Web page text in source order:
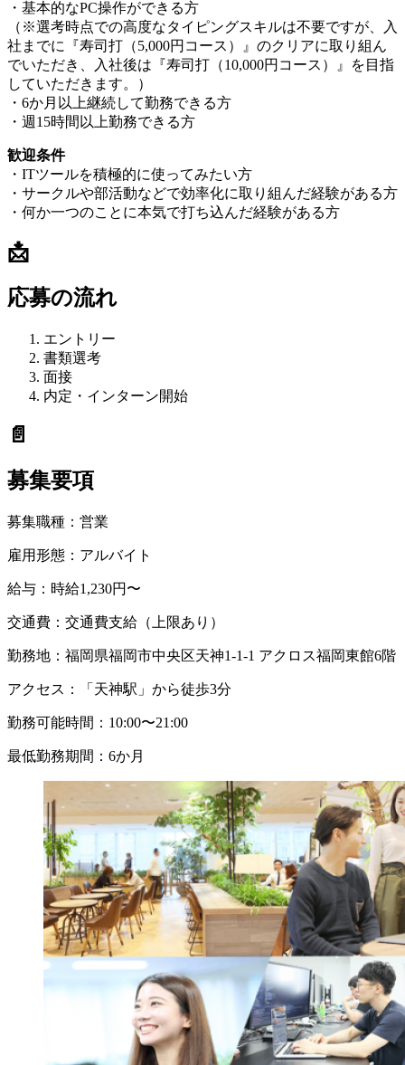
・基本的なPC操作ができる方
（※選考時点での高度なタイピングスキルは不要ですが、入
社までに『寿司打（5,000円コース）』のクリアに取り組ん
でいただき、入社後は『寿司打（10,000円コース）』を目指
していただきます。）
・6か月以上継続して勤務できる方
・週15時間以上勤務できる方
歓迎条件
・ITツールを積極的に使ってみたい方
・サークルや部活動などで効率化に取り組んだ経験がある方
・何か一つのことに本気で打ち込んだ経験がある方
📩
応募の流れ
エントリー
書類選考
面接
内定・インターン開始
📄
募集要項
募集職種： 営業
雇用形態： アルバイト
給与： 時給1,230円〜
交通費： 交通費支給（上限あり）
勤務地： 福岡県福岡市中央区天神1-1-1 アクロス福岡東館6階
アクセス： 「天神駅」から徒歩3分
勤務可能時間： 10:00〜21:00
最低勤務期間： 6か月